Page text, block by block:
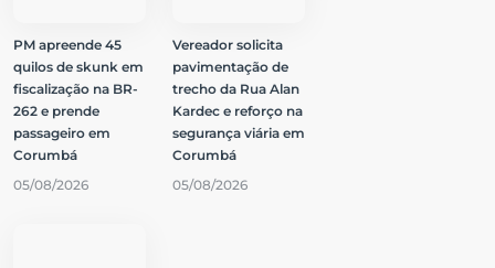
PM apreende 45
quilos de skunk em
fiscalização na BR-
262 e prende
passageiro em
Corumbá
05/08/2026
Vereador solicita
pavimentação de
trecho da Rua Alan
Kardec e reforço na
segurança viária em
Corumbá
05/08/2026